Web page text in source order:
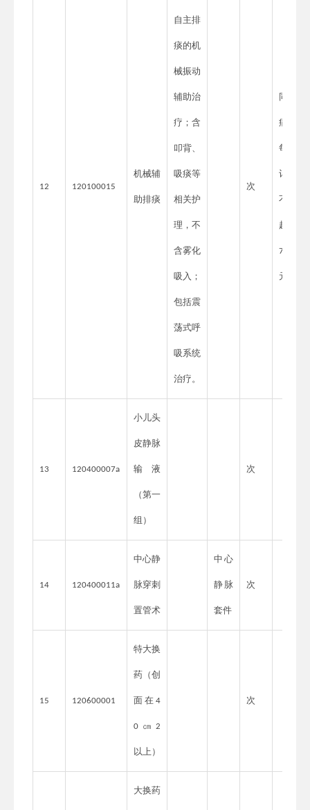
12 120100015
机械辅
助排痰
自主排
痰的机
械振动
辅助治
疗；含
叩背、
吸痰等
相关护
理，不
含雾化
吸入；
包括震
荡式呼
吸系统
治疗。
次
同一
病人
每天
计费
不得
超过
70
元。
13 120400007a
小儿头
皮静脉
输液
（第一
组）
次
14 120400011a
中心静
脉穿刺
置管术
中心
静脉
套件
次
15 120600001
特大换
药（创
面在 4
0 ㎝ 2
以上）
次
大换药